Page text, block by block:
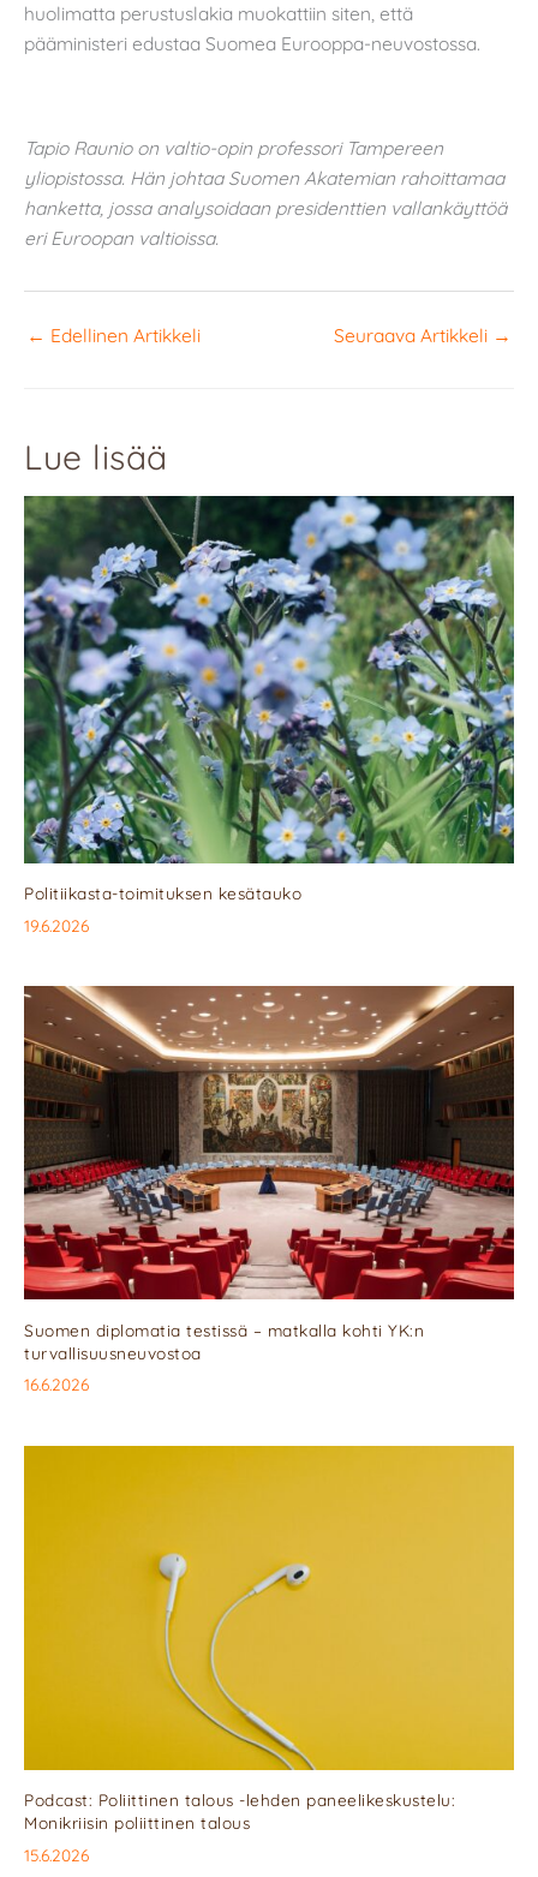
huolimatta perustuslakia muokattiin siten, että
pääministeri edustaa Suomea Eurooppa-neuvostossa.
Tapio Raunio on valtio-opin professori Tampereen
yliopistossa. Hän johtaa Suomen Akatemian rahoittamaa
hanketta, jossa analysoidaan presidenttien vallankäyttöä
eri Euroopan valtioissa.
← Edellinen Artikkeli Seuraava Artikkeli →
Lue lisää
Politiikasta-toimituksen kesätauko
19.6.2026
Suomen diplomatia testissä – matkalla kohti YK:n
turvallisuusneuvostoa
16.6.2026
Podcast: Poliittinen talous -lehden paneelikeskustelu:
Monikriisin poliittinen talous
15.6.2026